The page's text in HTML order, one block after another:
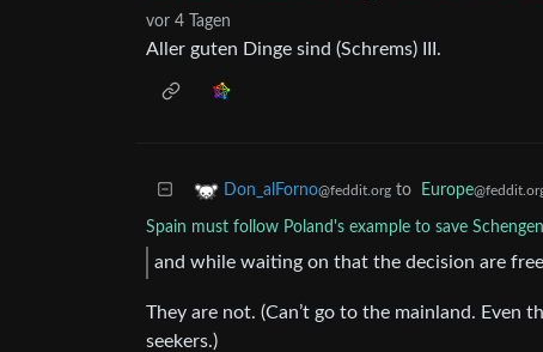
vor 4 Tagen
Aller guten Dinge sind (Schrems) III.
Don_alForno@feddit.org to Europe
Spain must follow Poland's example to save
and while waiting on that the decision are
They are not. (Can’t go to the mainland. Even
seekers.)